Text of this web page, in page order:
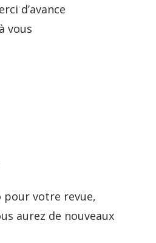
d’avance
vous
pour votre revue,
aurez de nouveaux